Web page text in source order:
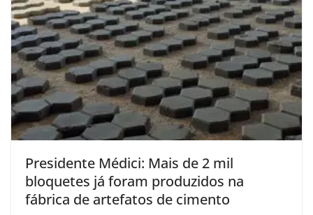
Presidente Médici: Mais de 2 mil
bloquetes já foram produzidos na
fábrica de artefatos de cimento